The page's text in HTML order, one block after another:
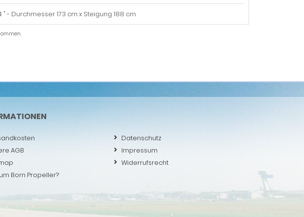
" - Durchmesser 173 cm x Steigung 188 cm
Datenschutz
AGB
Impressum
Widerrufsrecht
Born Propeller?